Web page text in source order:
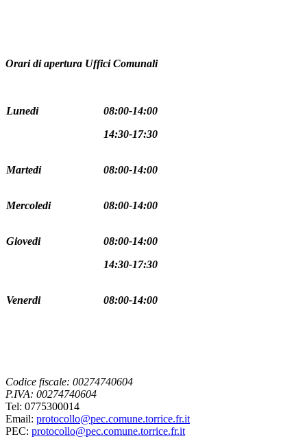
Orari di apertura Uffici Comunali
Lunedi
08:00-14:00
14:30-17:30
Martedi 08:00-14:00
Mercoledi 08:00-14:00
Giovedi
08:00-14:00
14:30-17:30
Venerdi 08:00-14:00
Codice fiscale: 00274740604
P.IVA: 00274740604
Tel: 0775300014
Email: protocollo@pec.comune.torrice.fr.it
PEC: protocollo@pec.comune.torrice.fr.it